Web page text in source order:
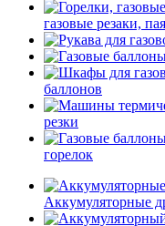
газовые резаки,
баллонов
резки
горелок
Аккумуляторные